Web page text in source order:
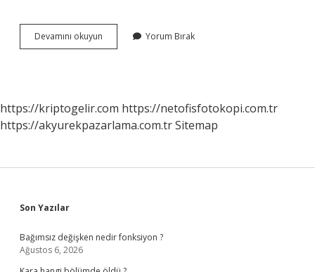
Devamını okuyun Zeytinin
Yumuşamaması
Yorum Bırak
https://kriptogelir.com https://netofisfotokopi.com.tr
https://akyurekpazarlama.com.trSitemap
Sidebar
Son Yazılar
Bağımsız değişken nedir fonksiyon ?
Ağustos 6, 2026